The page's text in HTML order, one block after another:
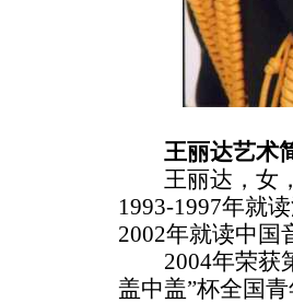
王丽达艺术
王丽达，女，
1993-1997年就
2002年就读中国
2004年荣获第
盖中盖”杯全国